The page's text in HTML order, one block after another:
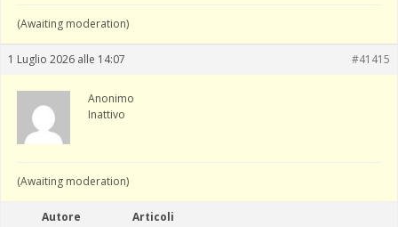
(Awaiting moderation)
1 Luglio 2026 alle 14:07 #41415
Anonimo
Inattivo
(Awaiting moderation)
Autore Articoli